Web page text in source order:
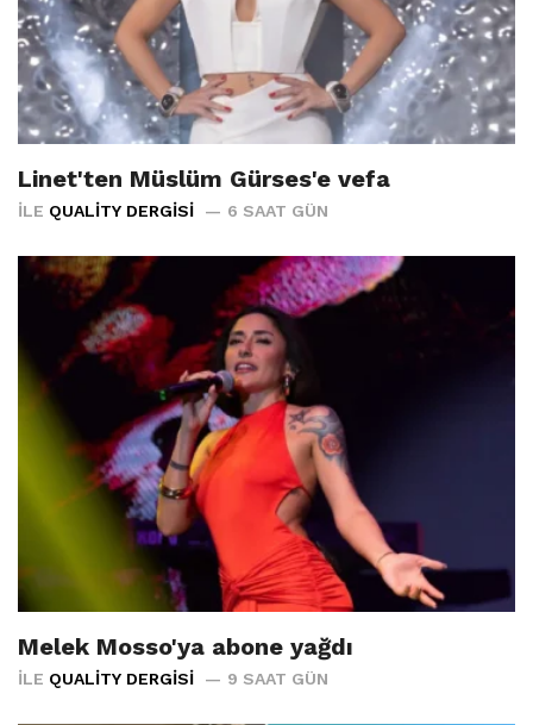
Linet'ten Müslüm Gürses'e vefa
İLE QUALITY DERGISI 6 SAAT GÜN
Melek Mosso'ya abone yağdı
İLE QUALITY DERGISI 9 SAAT GÜN